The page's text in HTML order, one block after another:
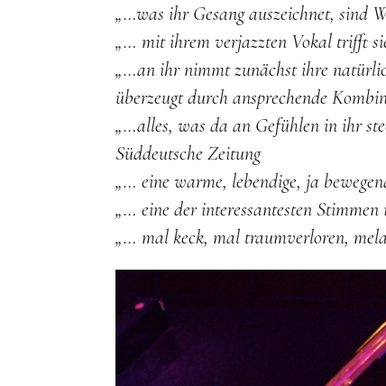
„…was ihr Gesang auszeichnet, sind
„… mit ihrem verjazzten Vokal trifft
„…an ihr nimmt zunächst ihre
überzeugt durch ansprechende
„…alles, was da an Gefühlen in ihr
Süddeutsche Zeitung
„… eine warme, lebendige, ja
„… eine der interessantesten
„… mal keck, mal traumverloren,